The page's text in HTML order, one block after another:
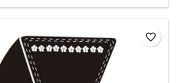
favorite_border